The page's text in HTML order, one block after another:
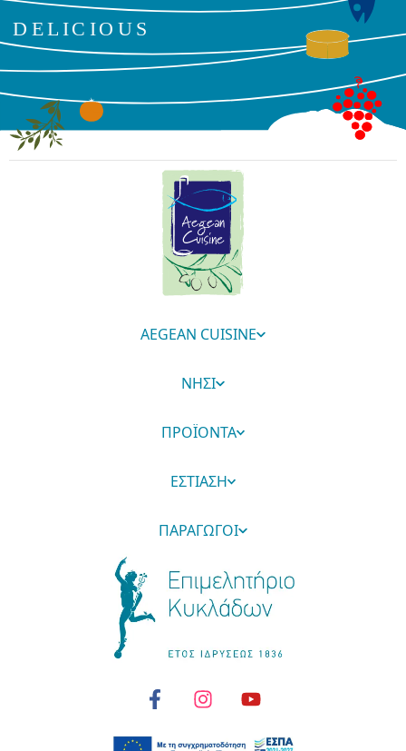
AEGEAN CUISINE
ΝΗΣΙ
ΠΡΟΪΟΝΤΑ
ΕΣΤΙΑΣΗ
ΠΑΡΑΓΩΓΟΙ